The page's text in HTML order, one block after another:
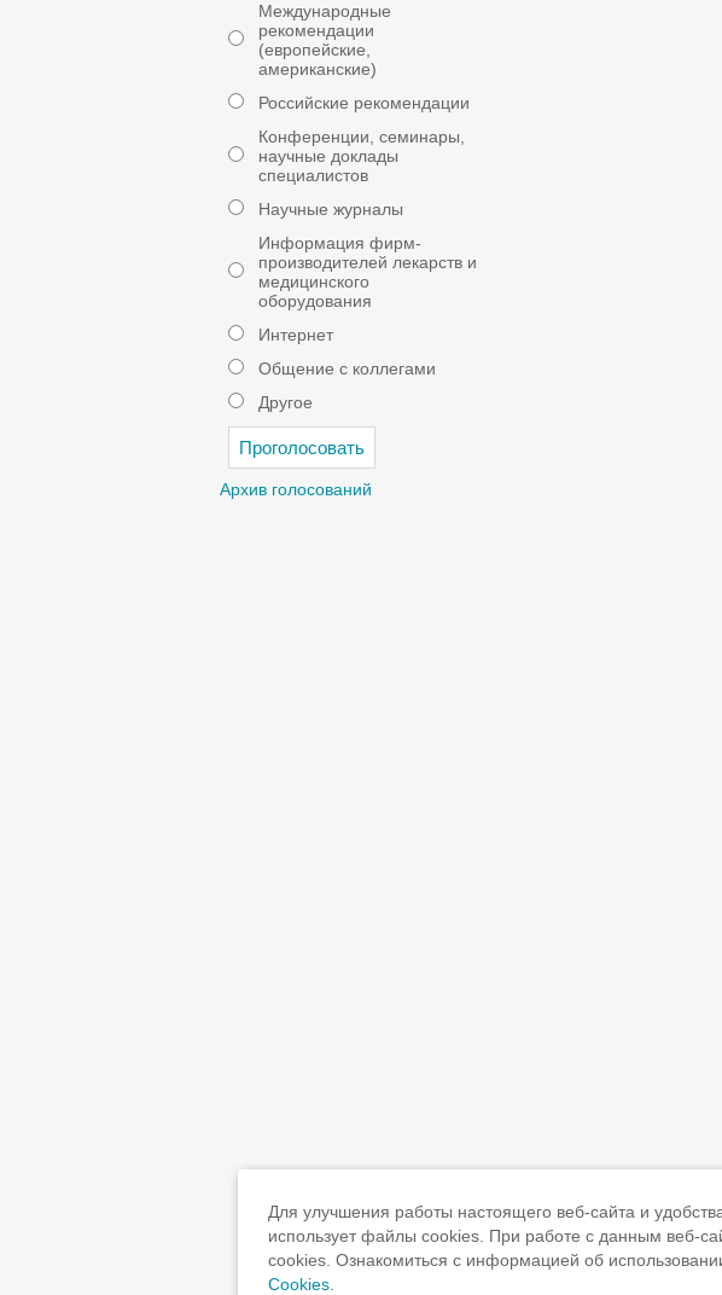
Международные
рекомендации
(европейские,
американские)
Российские рекомендации
Конференции, семинары,
научные доклады
специалистов
Научные журналы
Информация фирм-
производителей лекарств и
медицинского
оборудования
Интернет
Общение с коллегами
Другое
Архив голосований
Для улучшения работы настоящего веб-сайта и
использует файлы cookies. При работе с данным веб-
cookies. Ознакомиться с информацией об
Cookies